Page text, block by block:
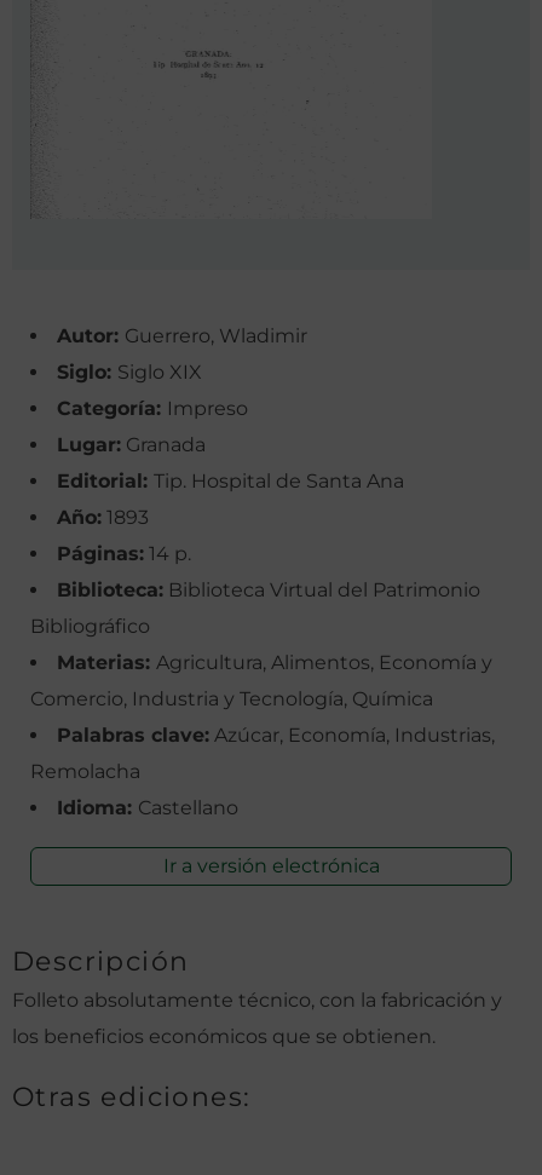
Autor: Guerrero, Wladimir
Siglo: Siglo XIX
Categoría: Impreso
Lugar: Granada
Editorial: Tip. Hospital de Santa Ana
Año: 1893
Páginas: 14 p.
Biblioteca: Biblioteca Virtual del Patrimonio
Bibliográfico
Materias: Agricultura, Alimentos, Economía y
Comercio, Industria y Tecnología, Química
Palabras clave: Azúcar, Economía, Industrias,
Remolacha
Idioma: Castellano
Ir a versión electrónica
Descripción
Folleto absolutamente técnico, con la fabricación y
los beneficios económicos que se obtienen.
Otras ediciones: